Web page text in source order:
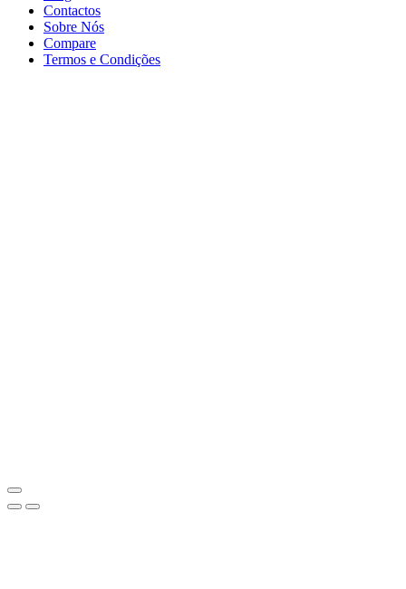
Contactos
Sobre Nós
Compare
Termos e Condições